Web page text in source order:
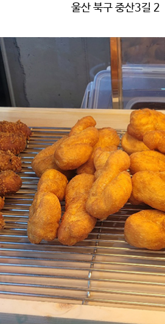
울산 북구 중산3길 2